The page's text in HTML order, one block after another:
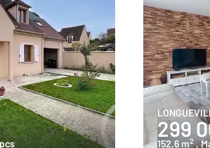
299
152,6 m2 ,